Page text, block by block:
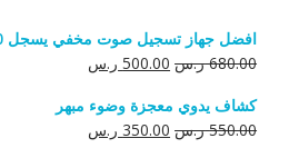
افضل جهاز تسجيل صوت مخفي يسجل 20 يوم متواصلة.
680.00 ر.س السعر
هو:
680.00 ر.س.
500.00 ر.سالسعر
هو:
500.00 ر.س.
كشاف يدوي معجزة وضوء مبهر
550.00 ر.س السعر
350.00 ر.سالسعر